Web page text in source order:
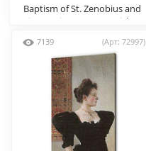
Baptism of St. Zenobius and
His Appointment as a Bishop
7139 (Арт: 72997)